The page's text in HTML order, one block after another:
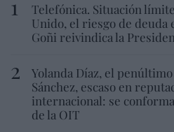
Telefónica. Situación
Unido, el riesgo de deuda
Goñi reivindica la
Yolanda Díaz, el
Sánchez, escaso en
internacional: se
de la OIT